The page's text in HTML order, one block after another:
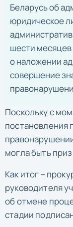
Беларусь об
юридическое
шести месяцев
о наложении
совершение
Поскольку с
постановления
могла быть
Как итог –
руководителя
об отмене
стадии